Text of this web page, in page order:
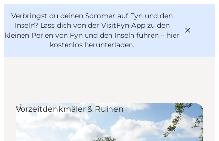
Verbringst du deinen Sommer auf Fyn und den
Inseln? Lass dich von der VisitFyn-App zu den
kleinen Perlen von Fyn und den Inseln führen – hier
kostenlos herunterladen.
Reise Ideen
Outdoor & bike
Essen & trinken
VisitFyn
Deutsch
Vorzeitdenkmäler & Ruinen